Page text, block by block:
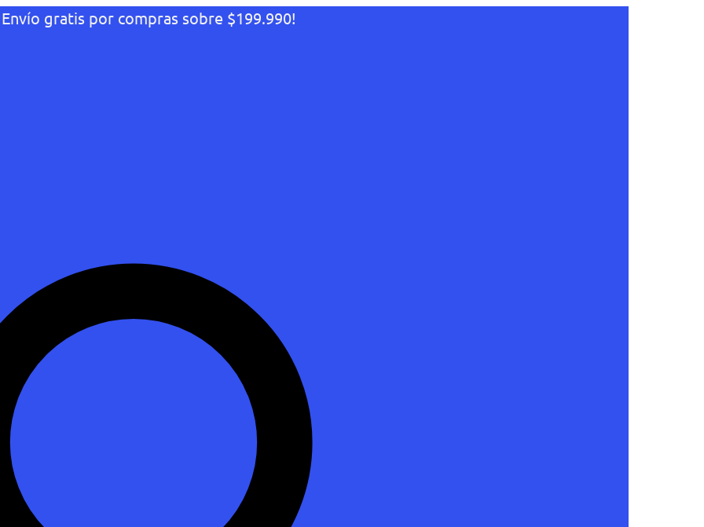
gratis por compras sobre $199.990!